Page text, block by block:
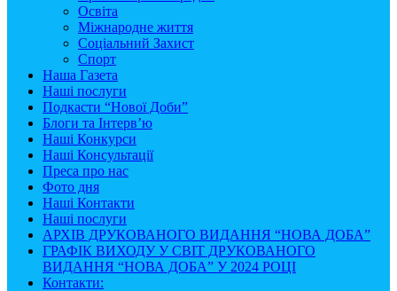
Освіта
Міжнародне життя
Соціальний Захист
Спорт
Наша Газета
Наші послуги
Подкасти “Нової Доби”
Блоги та Інтерв’ю
Наші Конкурси
Наші Консультації
Преса про нас
Фото дня
Наші Контакти
Наші послуги
АРХІВ ДРУКОВАНОГО ВИДАННЯ “НОВА ДОБА”
ГРАФІК ВИХОДУ У СВІТ ДРУКОВАНОГО
ВИДАННЯ “НОВА ДОБА” У 2024 РОЦІ
Контакти: